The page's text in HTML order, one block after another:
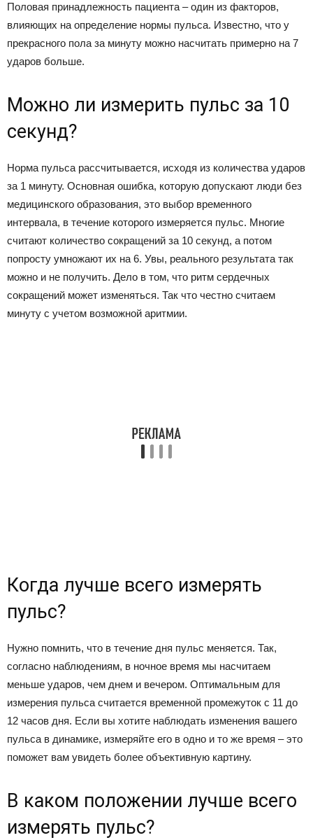
Половая принадлежность пациента – один из факторов,
влияющих на определение нормы пульса. Известно, что у
прекрасного пола за минуту можно насчитать примерно на 7
ударов больше.
Можно ли измерить пульс за 10
секунд?
Норма пульса рассчитывается, исходя из количества ударов
за 1 минуту. Основная ошибка, которую допускают люди без
медицинского образования, это выбор временного
интервала, в течение которого измеряется пульс. Многие
считают количество сокращений за 10 секунд, а потом
попросту умножают их на 6. Увы, реального результата так
можно и не получить. Дело в том, что ритм сердечных
сокращений может изменяться. Так что честно считаем
минуту с учетом возможной аритмии.
Когда лучше всего измерять
пульс?
Нужно помнить, что в течение дня пульс меняется. Так,
согласно наблюдениям, в ночное время мы насчитаем
меньше ударов, чем днем и вечером. Оптимальным для
измерения пульса считается временной промежуток с 11 до
12 часов дня. Если вы хотите наблюдать изменения вашего
пульса в динамике, измеряйте его в одно и то же время – это
поможет вам увидеть более объективную картину.
В каком положении лучше всего
измерять пульс?